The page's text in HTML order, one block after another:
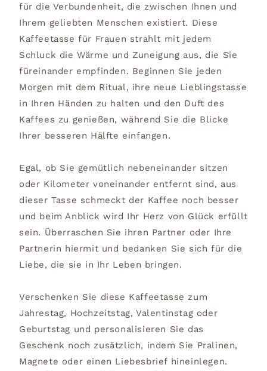
für die Verbundenheit, die zwischen Ihnen und
Ihrem geliebten Menschen existiert. Diese
Kaffeetasse für Frauen strahlt mit jedem
Schluck die Wärme und Zuneigung aus, die Sie
füreinander empfinden. Beginnen Sie jeden
Morgen mit dem Ritual, ihre neue Lieblingstasse
in Ihren Händen zu halten und den Duft des
Kaffees zu genießen, während Sie die Blicke
Ihrer besseren Hälfte einfangen.
Egal, ob Sie gemütlich nebeneinander sitzen
oder Kilometer voneinander entfernt sind, aus
dieser Tasse schmeckt der Kaffee noch besser
und beim Anblick wird Ihr Herz von Glück erfüllt
sein. Überraschen Sie ihren Partner oder Ihre
Partnerin hiermit und bedanken Sie sich für die
Liebe, die sie in Ihr Leben bringen.
Verschenken Sie diese Kaffeetasse zum
Jahrestag, Hochzeitstag, Valentinstag oder
Geburtstag und personalisieren Sie das
Geschenk noch zusätzlich, indem Sie Pralinen,
Magnete oder einen Liebesbrief hineinlegen.